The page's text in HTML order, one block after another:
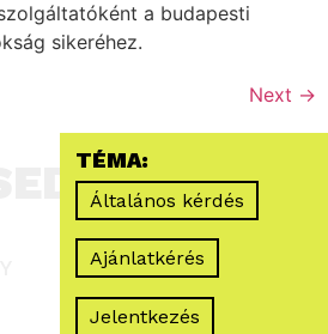
a budapesti
sikeréhez.
Next →
TÉMA:
Általános kérdés
Ajánlatkérés
Jelentkezés